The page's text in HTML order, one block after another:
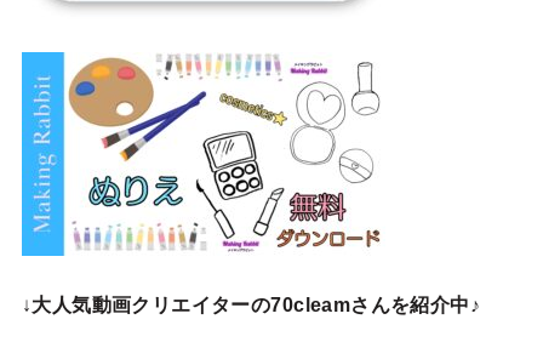
↓大人気動画クリエイターの70cleamさんを紹介中♪